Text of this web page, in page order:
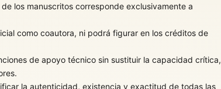
los manuscritos corresponde exclusivamente a
como coautora, ni podrá figurar en los créditos de
de apoyo técnico sin sustituir la capacidad crítica,
la autenticidad, existencia y exactitud de todas las